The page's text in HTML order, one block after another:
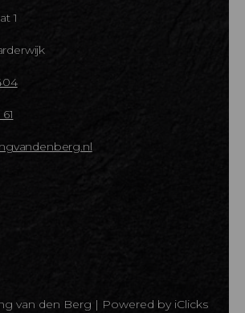
1
van den Berg | Powered by iClicks